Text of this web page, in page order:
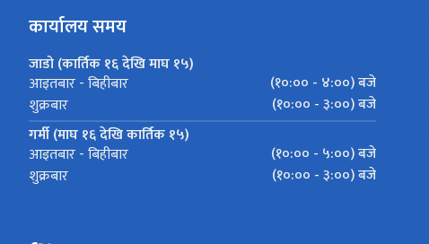
कार्यालय समय
जाडो (कार्तिक १६ देखि माघ १५)
आइतबार - बिहीबार
(१०:०० - ४:००) बजे
शुक्रबार
(१०:०० - ३:००) बजे
गर्मी (माघ १६ देखि कार्तिक १५)
आइतबार - बिहीबार
(१०:०० - ५:००) बजे
शुक्रबार
(१०:०० - ३:००) बजे